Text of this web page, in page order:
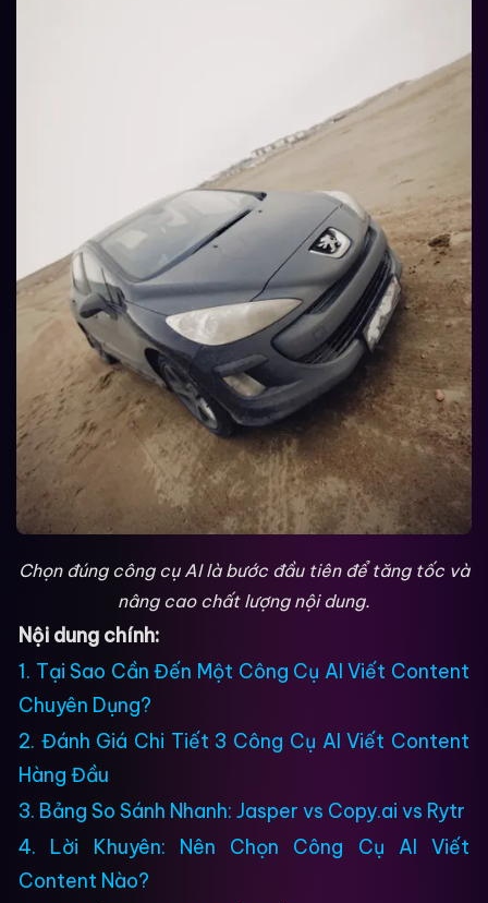
Chọn đúng công cụ AI là bước đầu tiên để tăng tốc và
nâng cao chất lượng nội dung.
Nội dung chính:
1. Tại Sao Cần Đến Một Công Cụ AI Viết Content
Chuyên Dụng?
2. Đánh Giá Chi Tiết 3 Công Cụ AI Viết Content
Hàng Đầu
3. Bảng So Sánh Nhanh: Jasper vs Copy.ai vs Rytr
4. Lời Khuyên: Nên Chọn Công Cụ AI Viết
Content Nào?